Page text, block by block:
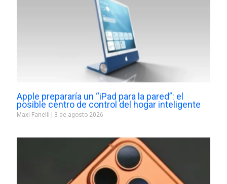
Apple prepararía un “iPad para la pared”: el
posible centro de control del hogar inteligente
Maxi Fanelli 3 de agosto 2026